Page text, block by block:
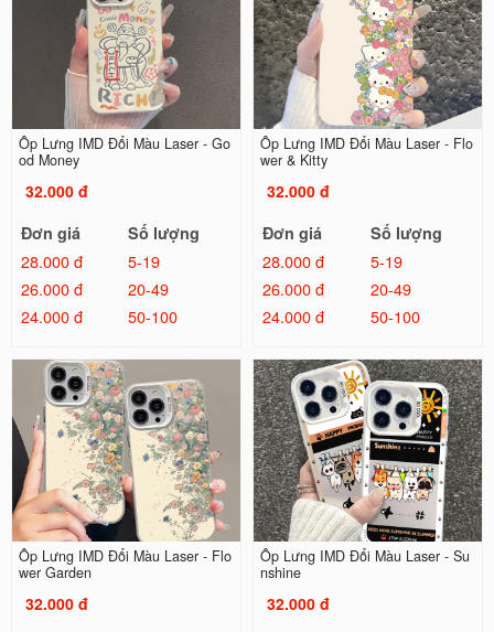
Ốp Lưng IMD Đổi Màu Laser - Go
od Money
32.000 đ
Đơn giá
Số lượng
28.000 đ
5-19
26.000 đ
20-49
24.000 đ
50-100
Ốp Lưng IMD Đổi Màu Laser - Flo
wer & Kitty
32.000 đ
Đơn giá
Số lượng
28.000 đ
5-19
26.000 đ
20-49
24.000 đ
50-100
Ốp Lưng IMD Đổi Màu Laser - Flo
wer Garden
32.000 đ
Ốp Lưng IMD Đổi Màu Laser - Su
nshine
32.000 đ